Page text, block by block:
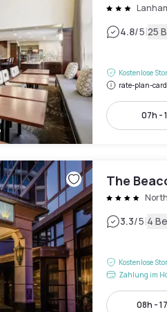
4.8/5|25
Kostenlose
rate-plan-
07h -
The
3.3/5|4
Kostenlose
Zahlung im
08h -